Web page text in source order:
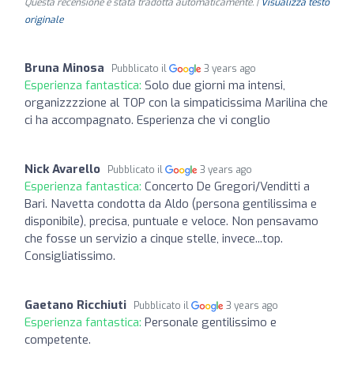
originale
Bruna Minosa Pubblicato il 3 years ago
Esperienza fantastica: Solo due giorni ma intensi,
organizzzzione al TOP con la simpaticissima Marilina che
ci ha accompagnato. Esperienza che vi conglio
Nick Avarello Pubblicato il 3 years ago
Esperienza fantastica: Concerto De Gregori/Venditti a
Bari. Navetta condotta da Aldo (persona gentilissima e
disponibile), precisa, puntuale e veloce. Non pensavamo
che fosse un servizio a cinque stelle, invece...top.
Consigliatissimo.
Gaetano Ricchiuti Pubblicato il 3 years ago
Esperienza fantastica: Personale gentilissimo e
competente.